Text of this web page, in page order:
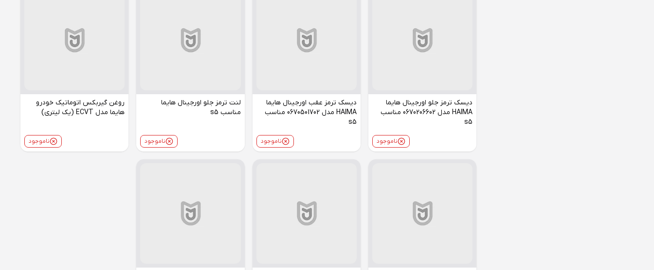
دیسک ترمز جلو اورجینال هایما
HAIMA مدل 0670206602 مناسب
s5
ناموجود
دیسک ترمز عقب اورجینال هایما
HAIMA مدل 0670501702 مناسب
s5
ناموجود
لنت ترمز جلو اورجینال هایما
مناسب s5
ناموجود
روغن گیربکس اتوماتیک خودرو
هایما مدل ECVT (یک لیتری)
ناموجود